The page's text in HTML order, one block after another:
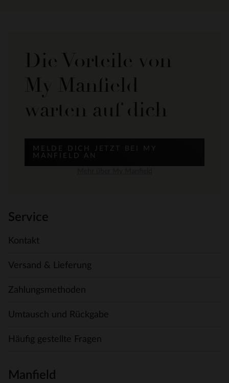
Die Vorteile von
My Manfield
warten auf dich
MELDE DICH JETZT BEI MY
MANFIELD AN
Service
Kontakt
Versand & Lieferung
Zahlungsmethoden
Umtausch und Rückgabe
Häufig gestellte Fragen
Manfield